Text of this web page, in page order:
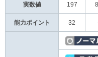
実数値 197
能力ポイント 32